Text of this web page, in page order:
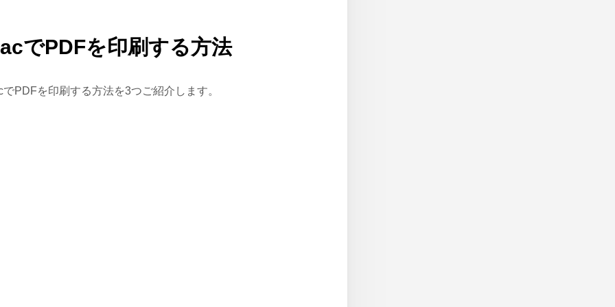
でPDFを印刷する方法
でPDFを印刷する方法を3つご紹介します。